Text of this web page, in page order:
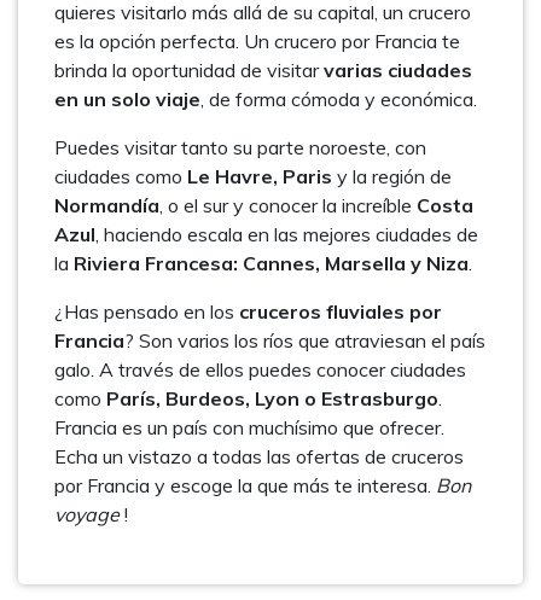
quieres visitarlo más allá de su capital, un crucero
es la opción perfecta. Un crucero por Francia te
brinda la oportunidad de visitarvarias ciudades
en un solo viaje, de forma cómoda y económica.
Puedes visitar tanto su parte noroeste, con
ciudades como Le Havre, Paris y la región de
Normandía, o el sur y conocer la increíble Costa
Azul, haciendo escala en las mejores ciudades de
la Riviera Francesa: Cannes, Marsella y Niza.
¿Has pensado en los cruceros fluviales por
Francia? Son varios los ríos que atraviesan el país
galo. A través de ellos puedes conocer ciudades
como París, Burdeos, Lyon o Estrasburgo.
Francia es un país con muchísimo que ofrecer.
Echa un vistazo a todas las ofertas de cruceros
por Francia y escoge la que más te interesa. Bon
voyage!